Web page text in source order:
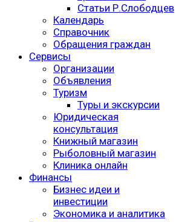
Статьи Р.Слободцев
Календарь
Справочник
Обращения граждан
Сервисы
Организации
Объявления
Туризм
Туры и экскурсии
Юридическая
консультация
Книжный магазин
Рыболовный магазин
Клиника онлайн
Финансы
Бизнес идеи и
инвестиции
Экономика и аналитика